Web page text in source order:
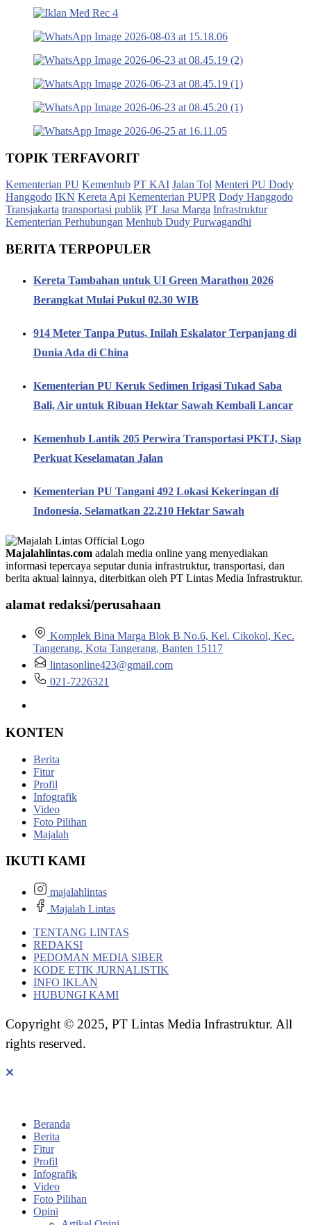
TOPIK TERFAVORIT
Kementerian PU Kemenhub PT KAI Jalan Tol Menteri PU Dody
Hanggodo IKN Kereta Api Kementerian PUPR Dody Hanggodo
Transjakarta transportasi publik PT Jasa Marga Infrastruktur
Kementerian Perhubungan Menhub Dudy Purwagandhi
BERITA TERPOPULER
Kereta Tambahan untuk UI Green Marathon 2026
Berangkat Mulai Pukul 02.30 WIB
914 Meter Tanpa Putus, Inilah Eskalator Terpanjang di
Dunia Ada di China
Kementerian PU Keruk Sedimen Irigasi Tukad Saba
Bali, Air untuk Ribuan Hektar Sawah Kembali Lancar
Kemenhub Lantik 205 Perwira Transportasi PKTJ, Siap
Perkuat Keselamatan Jalan
Kementerian PU Tangani 492 Lokasi Kekeringan di
Indonesia, Selamatkan 22.210 Hektar Sawah
Majalahlintas.com adalah media online yang menyediakan
informasi tepercaya seputar dunia infrastruktur, transportasi, dan
berita aktual lainnya, diterbitkan oleh PT Lintas Media Infrastruktur.
alamat redaksi/perusahaan
Komplek Bina Marga Blok B No.6, Kel. Cikokol, Kec.
Tangerang, Kota Tangerang, Banten 15117
lintasonline423@gmail.com
021-7226321
KONTEN
Berita
Fitur
Profil
Infografik
Video
Foto Pilihan
Majalah
IKUTI KAMI
majalahlintas
Majalah Lintas
TENTANG LINTAS
REDAKSI
PEDOMAN MEDIA SIBER
KODE ETIK JURNALISTIK
INFO IKLAN
HUBUNGI KAMI
Copyright © 2025, PT Lintas Media Infrastruktur. All
rights reserved.
Beranda
Berita
Fitur
Profil
Infografik
Video
Foto Pilihan
Opini